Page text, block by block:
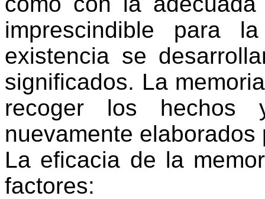
imprescindible
existencia se
significados. La
recoger los hechos
nuevamente elaborados
La eficacia de la
factores: